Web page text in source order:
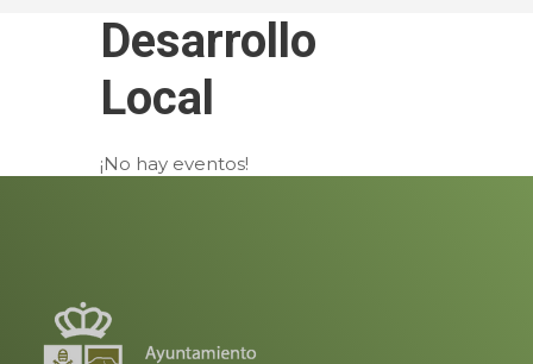
Desarrollo
Local
¡No hay eventos!